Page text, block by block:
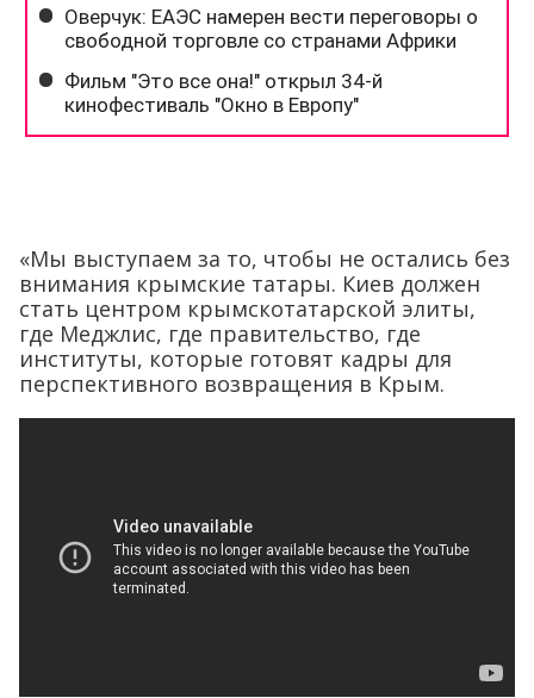
«Мы выступаем за то, чтобы не остались без
внимания крымские татары. Киев должен
стать центром крымскотатарской элиты,
где Меджлис, где правительство, где
институты, которые готовят кадры для
перспективного возвращения в Крым.